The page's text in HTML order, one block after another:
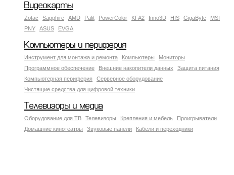
Видеокарты
Zotac Sapphire AMD Palit PowerColor KFA2 Inno3D HIS GigaByte
MSI
PNY
ASUS EVGA
Компьютеры и периферия
Инструмент для монтажа и ремонта Компьютеры
Мониторы
Программное обеспечение
Внешние накопители данных
Защита питания
Компьютерная периферия
Серверное оборудование
Чистящие средства для цифровой техники
Телевизоры и медиа
Оборудование для ТВ Телевизоры Крепления и мебель
Проигрыватели
Домашние кинотеатры
Звуковые панели Кабели и переходники